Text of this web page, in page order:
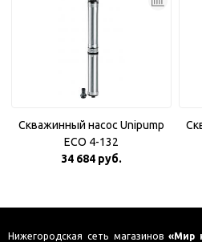
Скважинный насос Unipump
ECO 4-132
34 684 руб.
Нижегородская сеть магазинов «Мир